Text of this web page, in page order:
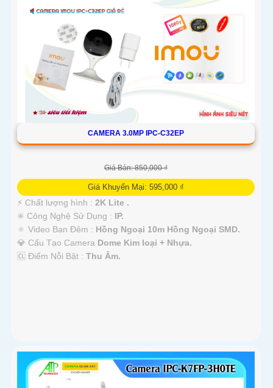
CAMERA 3.0MP IPC-C32EP
Giá Bán: 850,000 ₫
Giá Khuyến Mại: 595,000 ₫
️⚡ Chất lượng hình : 2K Lite .
✳️ Công Nghệ Sử Dụng : IP.
🔅 Video Ban Đêm : Hồng Ngoại 10m Hồng Ngoại SMD.
💎 Cấu Tạo Camera Dome Kim loại + Nhựa.
️🆑 Điểm Nỗi Bật : Thu Âm.